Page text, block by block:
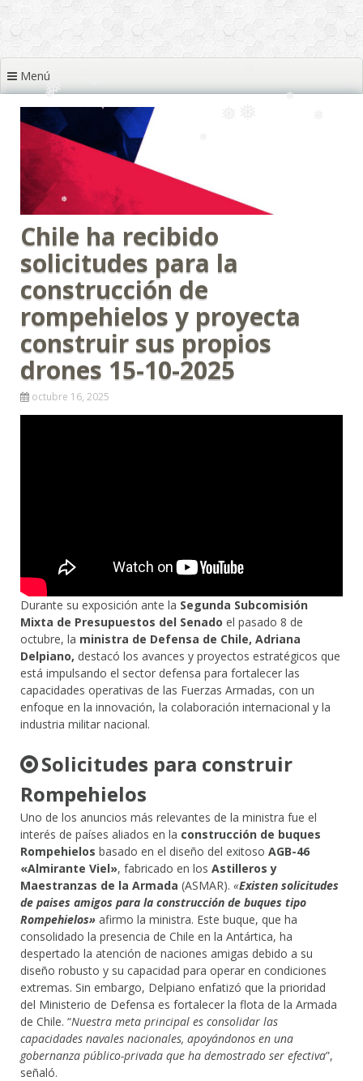
❅
❅
❅
❅
❅
❅
Menú
Chile ha recibido
solicitudes para la
construcción de
rompehielos y proyecta
construir sus propios
drones 15-10-2025
octubre 16, 2025
Durante su exposición ante la Segunda Subcomisión
Mixta de Presupuestos del Senado el pasado 8 de
octubre, la ministra de Defensa de Chile, Adriana
Delpiano, destacó los avances y proyectos estratégicos que
está impulsando el sector defensa para fortalecer las
capacidades operativas de las Fuerzas Armadas, con un
enfoque en la innovación, la colaboración internacional y la
industria militar nacional.
Solicitudes para construir
Rompehielos
Uno de los anuncios más relevantes de la ministra fue el
interés de países aliados en la construcción de buques
Rompehielos basado en el diseño del exitoso AGB-46
«Almirante Viel», fabricado en los Astilleros y
Maestranzas de la Armada (ASMAR). «Existen solicitudes
de paises amigos para la construcción de buques tipo
Rompehielos» afirmo la ministra. Este buque, que ha
consolidado la presencia de Chile en la Antártica, ha
despertado la atención de naciones amigas debido a su
diseño robusto y su capacidad para operar en condiciones
extremas. Sin embargo, Delpiano enfatizó que la prioridad
del Ministerio de Defensa es fortalecer la flota de la Armada
de Chile. “Nuestra meta principal es consolidar las
capacidades navales nacionales, apoyándonos en una
gobernanza público-privada que ha demostrado ser efectiva”,
señaló.